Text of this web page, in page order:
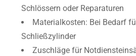
Schlössern oder Reparaturen
Materialkosten: Bei Bedarf
Schließzylinder
Zuschläge für